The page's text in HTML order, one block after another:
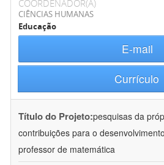
COORDENADOR(A)
CIÊNCIAS HUMANAS
Educação
E-mail
Currículo
Título do Projeto:pesquisas da
contribuições para o
professor de matemática